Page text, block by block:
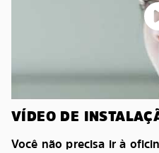
VÍDEO DE
Você não precisa ir à